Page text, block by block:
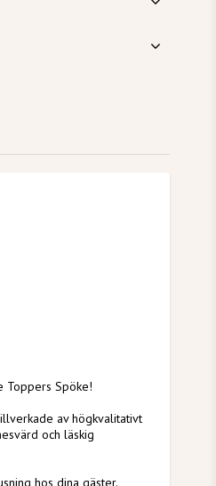
Toppers Spöke!
av högkvalitativt
och läskig
hos dina gäster.